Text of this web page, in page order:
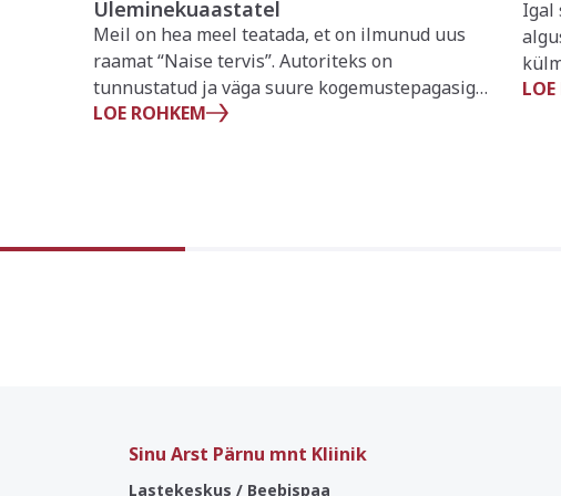
Üleminekuaastatel
Meil on hea meel teatada, et on ilmunud uus
raamat “Naise tervis”. Autoriteks on
tunnustatud ja väga suure kogemustepagasiga
arst-toitumisteadlane dr Kristel Ehala-
LOE ROHKEM
Igal
Sinu Arst Pärnu mnt Kliinik
Lastekeskus / Beebispaa